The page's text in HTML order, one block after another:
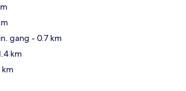
gang - 0.7 km
km
km